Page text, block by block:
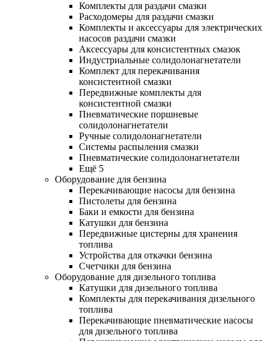
Комплекты для раздачи смазки
Расходомеры для раздачи смазки
Комплекты и аксессуары для электрических
насосов раздачи смазки
Аксессуары для консистентных смазок
Индустриальные солидолонагнетатели
Комплект для перекачивания
консистентной смазки
Передвижные комплекты для
консистентной смазки
Пневматические поршневые
солидолонагнетатели
Ручные солидолонагнетатели
Системы распыления смазки
Пневматические солидолонагнетатели
Ещё 5
Оборудование для бензина
Перекачивающие насосы для бензина
Пистолеты для бензина
Баки и емкости для бензина
Катушки для бензина
Передвижные цистерны для хранения
топлива
Устройства для откачки бензина
Счетчики для бензина
Оборудование для дизельного топлива
Катушки для дизельного топлива
Комплекты для перекачивания дизельного
топлива
Перекачивающие пневматические насосы
для дизельного топлива